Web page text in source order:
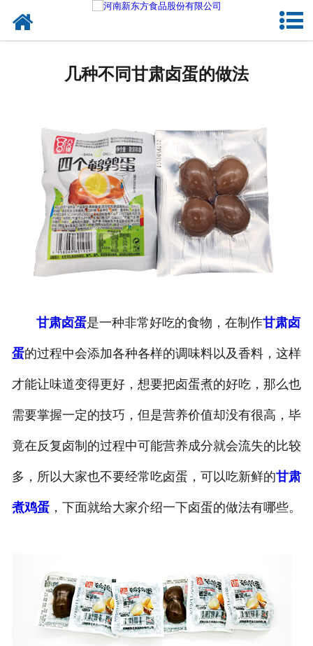
关于新东方
加入新东方
联系我们
几种不同甘肃卤蛋的做法
甘肃卤蛋是一种非常好吃的食物，在制作甘肃卤
蛋的过程中会添加各种各样的调味料以及香料，这样
才能让味道变得更好，想要把卤蛋煮的好吃，那么也
需要掌握一定的技巧，但是营养价值却没有很高，毕
竟在反复卤制的过程中可能营养成分就会流失的比较
多，所以大家也不要经常吃卤蛋，可以吃新鲜的甘肃
煮鸡蛋，下面就给大家介绍一下卤蛋的做法有哪些。